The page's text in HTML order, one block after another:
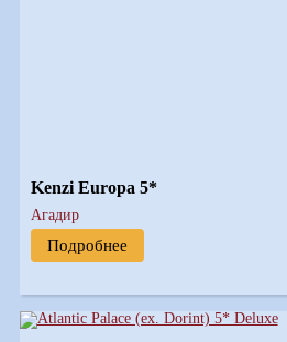
Kenzi Europa 5*
Агадир
Подробнее